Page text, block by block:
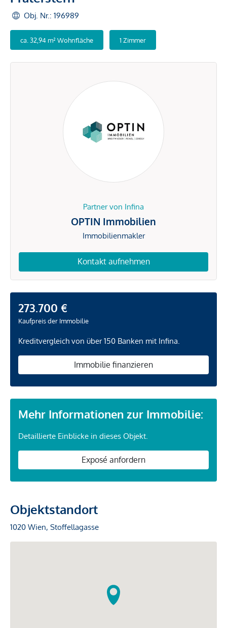
Obj. Nr.: 196989
ca. 32,94 m² Wohnfläche 1 Zimmer
Partner von Infina
OPTIN Immobilien
Immobilienmakler
Kontakt aufnehmen
273.700 €
Kaufpreis der Immobilie
Kreditvergleich von über 150 Banken mit Infina.
Immobilie finanzieren
Mehr Informationen zur Immobilie:
Detaillierte Einblicke in dieses Objekt.
Exposé anfordern
Objektstandort
1020 Wien, Stoffellagasse